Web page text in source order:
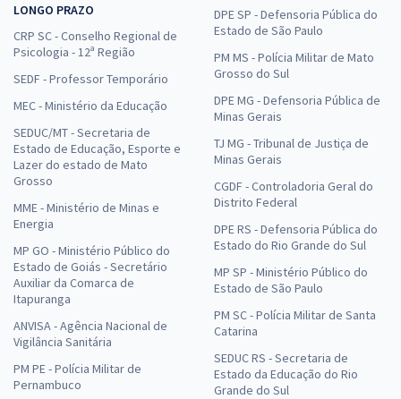
LONGO PRAZO
CRP SC - Conselho Regional de
Psicologia - 12ª Região
SEDF - Professor Temporário
MEC - Ministério da Educação
SEDUC/MT - Secretaria de
Estado de Educação, Esporte e
Lazer do estado de Mato
Grosso
MME - Ministério de Minas e
Energia
MP GO - Ministério Público do
Estado de Goiás - Secretário
Auxiliar da Comarca de
Itapuranga
ANVISA - Agência Nacional de
Vigilância Sanitária
PM PE - Polícia Militar de
Pernambuco
DPE SP - Defensoria Pública do
Estado de São Paulo
PM MS - Polícia Militar de Mato
Grosso do Sul
DPE MG - Defensoria Pública de
Minas Gerais
TJ MG - Tribunal de Justiça de
Minas Gerais
CGDF - Controladoria Geral do
Distrito Federal
DPE RS - Defensoria Pública do
Estado do Rio Grande do Sul
MP SP - Ministério Público do
Estado de São Paulo
PM SC - Polícia Militar de Santa
Catarina
SEDUC RS - Secretaria de
Estado da Educação do Rio
Grande do Sul